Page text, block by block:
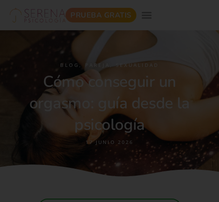
PRUEBA GRATIS
BLOG , PAREJA SEXUALIDAD
Cómo conseguir un
orgasmo: guía desde la
psicología
17 JUNIO 2026